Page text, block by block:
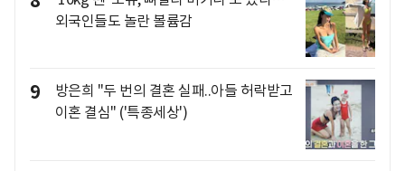
외국인들도 놀란 볼륨감
9
방은희 "두 번의 결혼 실패..아들 허락받고
이혼 결심" ('특종세상')